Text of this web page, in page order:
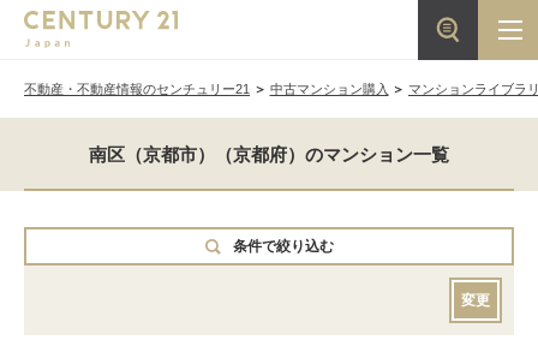
不動産・不動産情報のセンチュリー21 中古マンション購入 マンションライブラ
南区（京都市）（京都府）のマンション一覧
条件で絞り込む
変更